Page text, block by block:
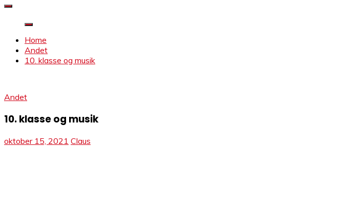
Home
Andet
10. klasse og musik
Andet
10. klasse og musik
oktober 15, 2021 Claus